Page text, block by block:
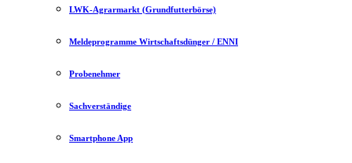
LWK-Agrarmarkt (Grundfutterbörse)
Meldeprogramme Wirtschaftsdünger / ENNI
Probenehmer
Sachverständige
Smartphone App